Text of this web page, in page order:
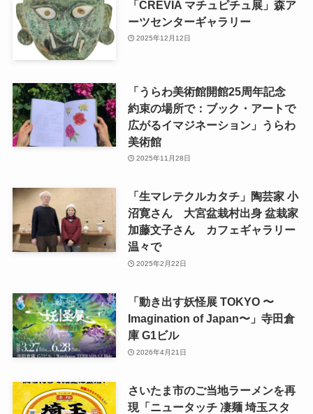
「CREVIA マチュピチュ展」森ア
ーツセンターギャラリー
2025年12月12日
「うらわ美術館開館25周年記念
約束の場所で：ブック・アートで
広がるイマジネーション」うらわ
美術館
2025年11月28日
「生マレテクルカタチ」陶芸家 小
沼寛さん 大宮盆栽村出身 盆栽家
加藤文子さん カフェギャラリー
温々で
2025年2月22日
「動き出す妖怪展 TOKYO 〜
Imagination of Japan〜」寺田倉
庫 G1ビル
2026年4月21日
さいたま市のご当地ラーメンを再
現「ニュータッチ 凄麺 埼玉スタ